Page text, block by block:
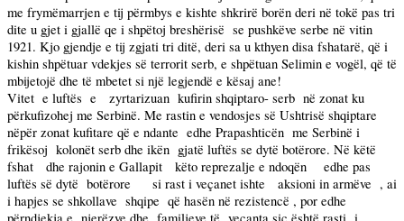
me frymëmarrjen e tij përmbys e kishte shkrirë borën deri në tokë pas tri
dite u gjet i gjallë qe i shpëtoj breshërisë se pushkëve serbe në vitin
1921. Kjo gjendje e tij zgjati tri ditë, deri sa u kthyen disa fshatarë, që i
kishin shpëtuar vdekjes së terrorit serb, e shpëtuan Selimin e vogël, që të
mbijetojë dhe të mbetet si një legjendë e kësaj ane!
Vitet e luftës e zyrtarizuan kufirin shqiptaro- serb në zonat ku
përkufizohej me Serbinë. Me rastin e vendosjes së Ushtrisë shqiptare
nëpër zonat kufitare që e ndante edhe Prapashticën me Serbinë i
frikësoj kolonët serb dhe ikën gjatë luftës se dytë botërore. Në këtë
fshat
dhe rajonin e Gallapit këto reprezalje e ndoqën
edhe pas
luftës së dytë botërore si rast i veçanet ishte aksioni in armëve , ai
i hapjes se shkollave shqipe që hasën në rezistencë , por edhe